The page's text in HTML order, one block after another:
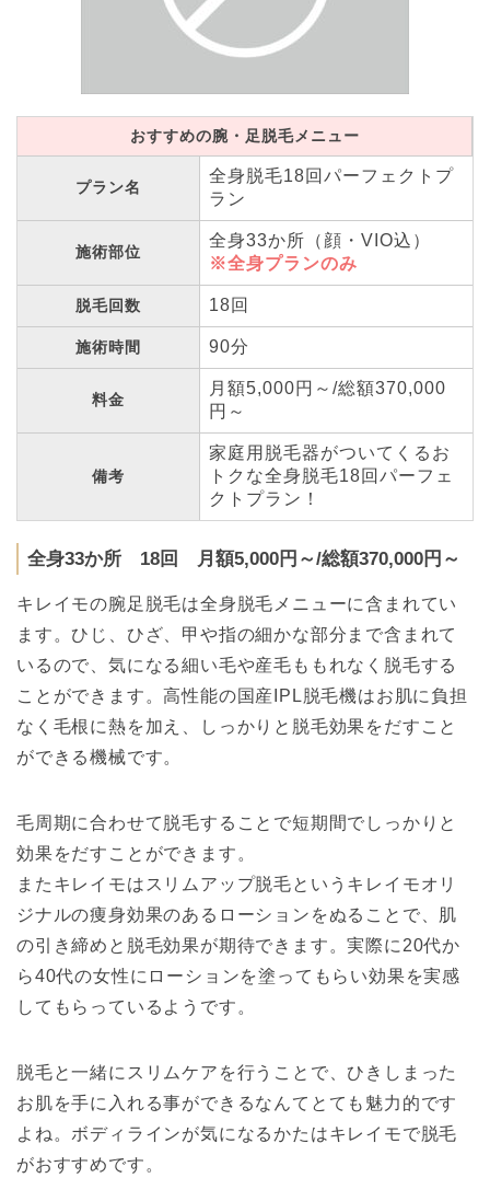
おすすめの腕・足脱毛メニュー
プラン名
全身脱毛18回パーフェクトプ
ラン
施術部位
全身33か所（顔・VIO込）
※全身プランのみ
脱毛回数 18回
施術時間 90分
料金
月額5,000円～/総額370,000
円～
備考
家庭用脱毛器がついてくるお
トクな全身脱毛18回パーフェ
クトプラン！
全身33か所 18回 月額5,000円～/総額370,000円～
キレイモの腕足脱毛は全身脱毛メニューに含まれてい
ます。ひじ、ひざ、甲や指の細かな部分まで含まれて
いるので、気になる細い毛や産毛ももれなく脱毛する
ことができます。高性能の国産IPL脱毛機はお肌に負担
なく毛根に熱を加え、しっかりと脱毛効果をだすこと
ができる機械です。
毛周期に合わせて脱毛することで短期間でしっかりと
効果をだすことができます。
またキレイモはスリムアップ脱毛というキレイモオリ
ジナルの痩身効果のあるローションをぬることで、肌
の引き締めと脱毛効果が期待できます。実際に20代か
ら40代の女性にローションを塗ってもらい効果を実感
してもらっているようです。
脱毛と一緒にスリムケアを行うことで、ひきしまった
お肌を手に入れる事ができるなんてとても魅力的です
よね。ボディラインが気になるかたはキレイモで脱毛
がおすすめです。